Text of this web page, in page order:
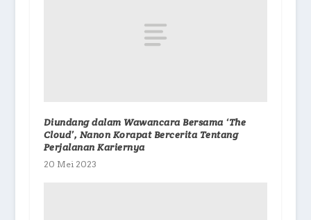
Diundang dalam Wawancara Bersama ‘The
Cloud’, Nanon Korapat Bercerita Tentang
Perjalanan Kariernya
20 Mei 2023